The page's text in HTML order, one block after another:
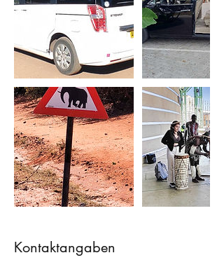
Kontaktangaben